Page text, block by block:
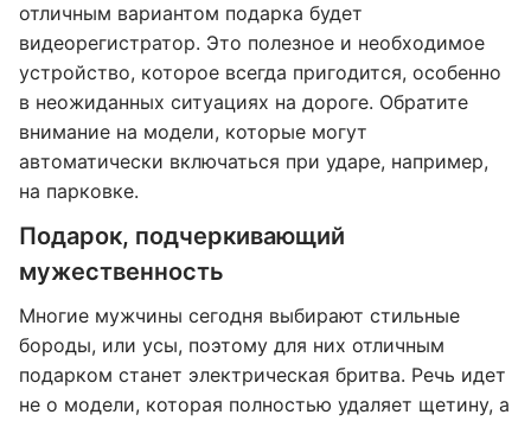
отличным вариантом подарка будет
видеорегистратор. Это полезное и необходимое
устройство, которое всегда пригодится, особенно
в неожиданных ситуациях на дороге. Обратите
внимание на модели, которые могут
автоматически включаться при ударе, например,
на парковке.
Подарок, подчеркивающий
мужественность
Многие мужчины сегодня выбирают стильные
бороды, или усы, поэтому для них отличным
подарком станет электрическая бритва. Речь идет
не о модели, которая полностью удаляет щетину, а